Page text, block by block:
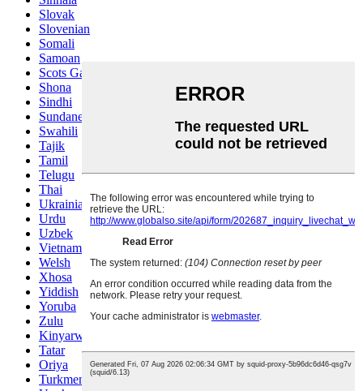
Slovak
Slovenian
Somali
Samoan
Scots Gaelic
Shona
Sindhi
Sundanese
Swahili
Tajik
Tamil
Telugu
Thai
Ukrainian
Urdu
Uzbek
Vietnamese
Welsh
Xhosa
Yiddish
Yoruba
Zulu
Kinyarwanda
Tatar
Oriya
Turkmen